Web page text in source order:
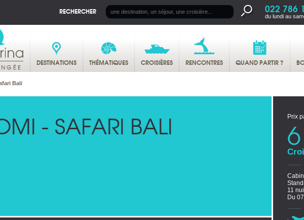
RECHERCHER 022 786
du lundi au
DESTINATIONS THÉMATIQUES CROISIÈRES RENCONTRES QUAND PARTIR ?
Bali
- SAFARI BALI Prix
11
Du